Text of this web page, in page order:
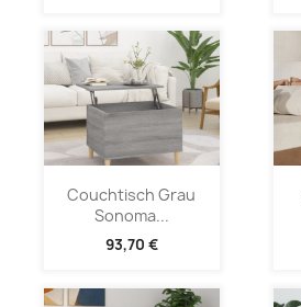
Couchtisch Grau
Sonoma...
93,70 €